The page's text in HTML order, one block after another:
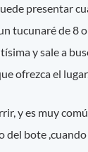
presentar
tucunaré de 8 o
y sale a
ofrezca el lugar.
y es muy
del bote